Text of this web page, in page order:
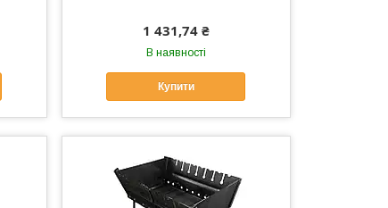
1 431,74 ₴
В наявності
Купити